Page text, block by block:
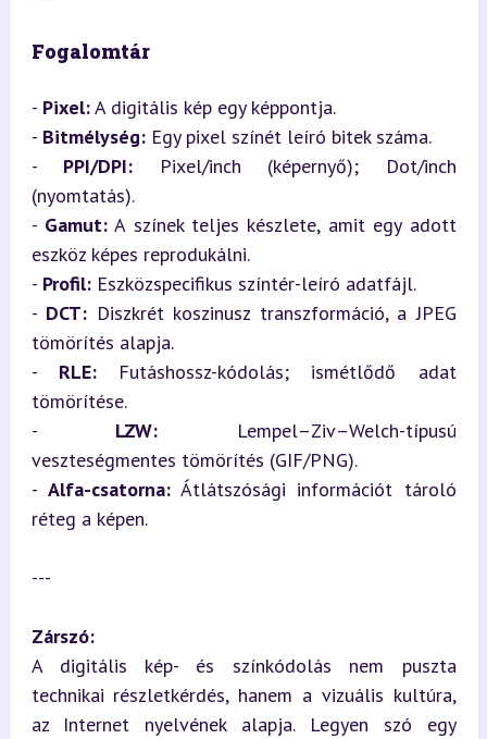
Fogalomtár
- Pixel: A digitális kép egy képpontja.
- Bitmélység: Egy pixel színét leíró bitek száma.
- PPI/DPI: Pixel/inch (képernyő); Dot/inch
(nyomtatás).
- Gamut: A színek teljes készlete, amit egy adott
eszköz képes reprodukálni.
- Profil: Eszközspecifikus színtér-leíró adatfájl.
- DCT: Diszkrét koszinusz transzformáció, a JPEG
tömörítés alapja.
- RLE: Futáshossz-kódolás; ismétlődő adat
tömörítése.
- LZW: Lempel–Ziv–Welch-típusú
veszteségmentes tömörítés (GIF/PNG).
- Alfa-csatorna: Átlátszósági információt tároló
réteg a képen.
---
Zárszó:
A digitális kép- és színkódolás nem puszta
technikai részletkérdés, hanem a vizuális kultúra,
az Internet nyelvének alapja. Legyen szó egy